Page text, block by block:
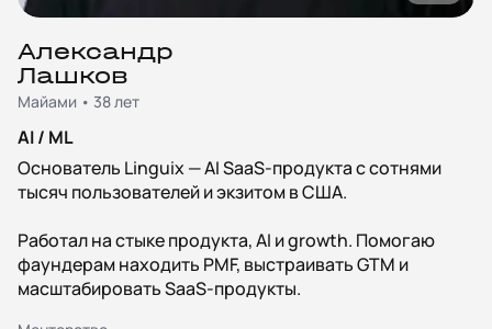
Александр
Лашков
Майами • 38 лет
AI / ML
Основатель Linguix — AI SaaS-продукта с сотнями
тысяч пользователей и экзитом в США.
Работал на стыке продукта, AI и growth. Помогаю
фаундерам находить PMF, выстраивать GTM и
масштабировать SaaS-продукты.